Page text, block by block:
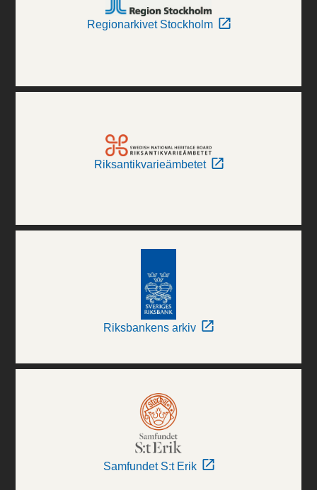
Regionarkivet Stockholm
Riksantikvarieämbetet
Riksbankens arkiv
Samfundet S:t Erik